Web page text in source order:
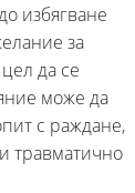
избягване
за
да се
може да
с раждане,
травматично